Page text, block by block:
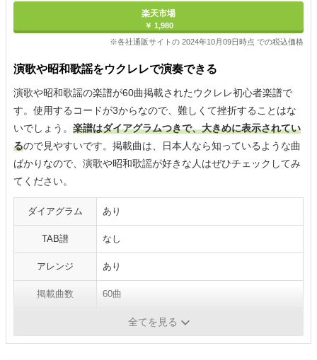
楽天市場
￥ 1,980
※各社通販サイトの 2024年10月09日時点 での税込価格
演歌や昭和歌謡をウクレレで演奏できる
演歌や昭和歌謡の楽譜が60曲掲載されたウクレレ初心者楽譜で
す。使用するコードが3からなので、難しくて挫折することはな
いでしょう。 楽譜はダイアグラムつきで、大きめに表示されてい
るので見やすいです。掲載曲は、日本人なら知っているような曲
ばかりなので、演歌や昭和歌謡が好きな人はぜひチェックしてみ
てください。
ダイアグラム あり
TAB譜 なし
アレンジ あり
掲載曲数 60曲
演歌、昭和歌謡
全てを見る